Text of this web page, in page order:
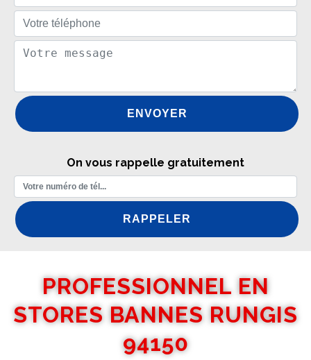
On vous rappelle gratuitement
PROFESSIONNEL EN
STORES BANNES RUNGIS
94150